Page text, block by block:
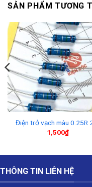
SẢN PHẨM TƯƠNG
Điện trở vạch màu 0.25R
1,500₫
THÔNG TIN LIÊN HỆ